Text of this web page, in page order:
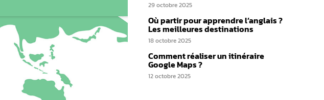
29 octobre 2025
Où partir pour apprendre l’anglais ?
Les meilleures destinations
18 octobre 2025
Comment réaliser un itinéraire
Google Maps ?
12 octobre 2025